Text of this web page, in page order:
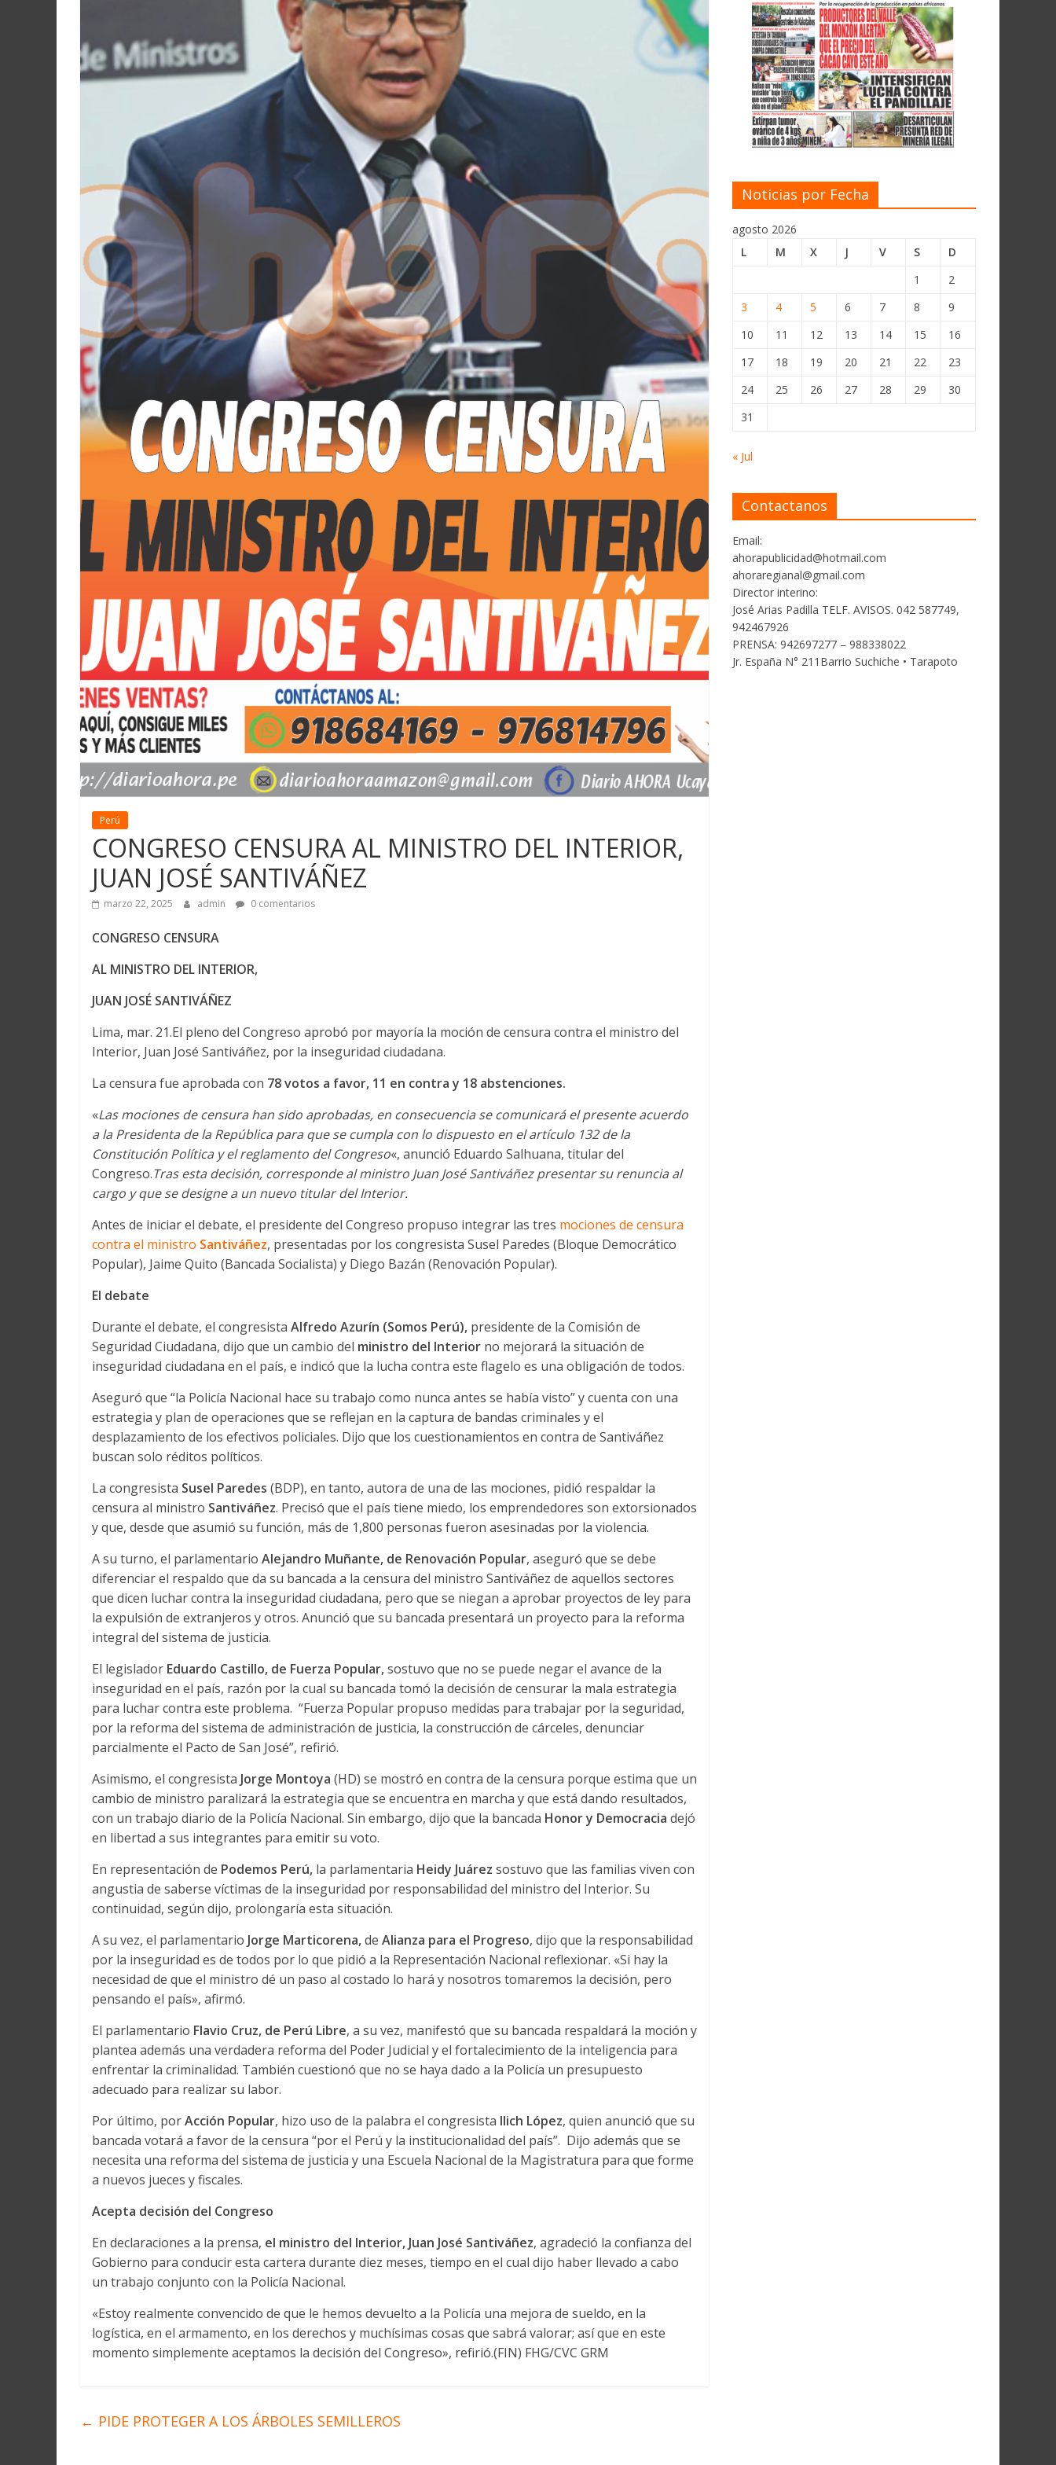
Loreto
Perú
CONGRESO CENSURA AL MINISTRO DEL INTERIOR,
JUAN JOSÉ SANTIVÁÑEZ
marzo 22, 2025 admin 0 comentarios
CONGRESO CENSURA
AL MINISTRO DEL INTERIOR,
JUAN JOSÉ SANTIVÁÑEZ
Lima, mar. 21.El pleno del Congreso aprobó por mayoría la moción de censura contra el ministro del
Interior, Juan José Santiváñez, por la inseguridad ciudadana.
La censura fue aprobada con 78 votos a favor, 11 en contra y 18 abstenciones.
«Las mociones de censura han sido aprobadas, en consecuencia se comunicará el presente acuerdo
a la Presidenta de la República para que se cumpla con lo dispuesto en el artículo 132 de la
Constitución Política y el reglamento del Congreso«, anunció Eduardo Salhuana, titular del
Congreso.Tras esta decisión, corresponde al ministro Juan José Santiváñez presentar su renuncia al
cargo y que se designe a un nuevo titular del Interior.
Antes de iniciar el debate, el presidente del Congreso propuso integrar las tres mociones de censura
contra el ministro Santiváñez, presentadas por los congresista Susel Paredes (Bloque Democrático
Popular), Jaime Quito (Bancada Socialista) y Diego Bazán (Renovación Popular).
El debate
Durante el debate, el congresista Alfredo Azurín (Somos Perú), presidente de la Comisión de
Seguridad Ciudadana, dijo que un cambio del ministro del Interior no mejorará la situación de
inseguridad ciudadana en el país, e indicó que la lucha contra este flagelo es una obligación de todos.
Aseguró que “la Policía Nacional hace su trabajo como nunca antes se había visto” y cuenta con una
estrategia y plan de operaciones que se reflejan en la captura de bandas criminales y el
desplazamiento de los efectivos policiales. Dijo que los cuestionamientos en contra de Santiváñez
buscan solo réditos políticos.
La congresista Susel Paredes (BDP), en tanto, autora de una de las mociones, pidió respaldar la
censura al ministro Santiváñez. Precisó que el país tiene miedo, los emprendedores son extorsionados
y que, desde que asumió su función, más de 1,800 personas fueron asesinadas por la violencia.
A su turno, el parlamentario Alejandro Muñante, de Renovación Popular, aseguró que se debe
diferenciar el respaldo que da su bancada a la censura del ministro Santiváñez de aquellos sectores
que dicen luchar contra la inseguridad ciudadana, pero que se niegan a aprobar proyectos de ley para
la expulsión de extranjeros y otros. Anunció que su bancada presentará un proyecto para la reforma
integral del sistema de justicia.
El legislador Eduardo Castillo, de Fuerza Popular,sostuvo que no se puede negar el avance de la
inseguridad en el país, razón por la cual su bancada tomó la decisión de censurar la mala estrategia
para luchar contra este problema. “Fuerza Popular propuso medidas para trabajar por la seguridad,
por la reforma del sistema de administración de justicia, la construcción de cárceles, denunciar
parcialmente el Pacto de San José”, refirió.
Asimismo, el congresista Jorge Montoya (HD) se mostró en contra de la censura porque estima que un
cambio de ministro paralizará la estrategia que se encuentra en marcha y que está dando resultados,
con un trabajo diario de la Policía Nacional. Sin embargo, dijo que la bancada Honor y Democracia dejó
en libertad a sus integrantes para emitir su voto.
En representación de Podemos Perú, la parlamentaria Heidy Juárez sostuvo que las familias viven con
angustia de saberse víctimas de la inseguridad por responsabilidad del ministro del Interior. Su
continuidad, según dijo, prolongaría esta situación.
A su vez, el parlamentario Jorge Marticorena,de Alianza para el Progreso, dijo que la responsabilidad
por la inseguridad es de todos por lo que pidió a la Representación Nacional reflexionar. «Si hay la
necesidad de que el ministro dé un paso al costado lo hará y nosotros tomaremos la decisión, pero
pensando el país», afirmó.
El parlamentario Flavio Cruz, de Perú Libre, a su vez, manifestó que su bancada respaldará la moción y
plantea además una verdadera reforma del Poder Judicial y el fortalecimiento de la inteligencia para
enfrentar la criminalidad. También cuestionó que no se haya dado a la Policía un presupuesto
adecuado para realizar su labor.
Por último, porAcción Popular, hizo uso de la palabra el congresista Ilich López, quien anunció que su
bancada votará a favor de la censura “por el Perú y la institucionalidad del país”. Dijo además que se
necesita una reforma del sistema de justicia y una Escuela Nacional de la Magistratura para que forme
a nuevos jueces y fiscales.
Acepta decisión del Congreso
En declaraciones a la prensa, el ministro del Interior, Juan José Santiváñez, agradeció la confianza del
Gobierno para conducir esta cartera durante diez meses, tiempo en el cual dijo haber llevado a cabo
un trabajo conjunto con la Policía Nacional.
«Estoy realmente convencido de que le hemos devuelto a la Policía una mejora de sueldo, en la
logística, en el armamento, en los derechos y muchísimas cosas que sabrá valorar; así que en este
momento simplemente aceptamos la decisión del Congreso», refirió.(FIN) FHG/CVC GRM
← PIDE PROTEGER A LOS ÁRBOLES SEMILLEROS
Noticias por Fecha
agosto 2026
L
M X J V S
D
1
2
3
4 5 6 7 8
9
10
11 12 13 14 15
16
17
18 19 20 21 22
23
24
25 26 27 28 29
30
31
« Jul
Contactanos
Email:
ahorapublicidad@hotmail.com
ahoraregianal@gmail.com
Director interino:
José Arias Padilla TELF. AVISOS. 042 587749,
942467926
PRENSA: 942697277 – 988338022
Jr. España N° 211Barrio Suchiche • Tarapoto